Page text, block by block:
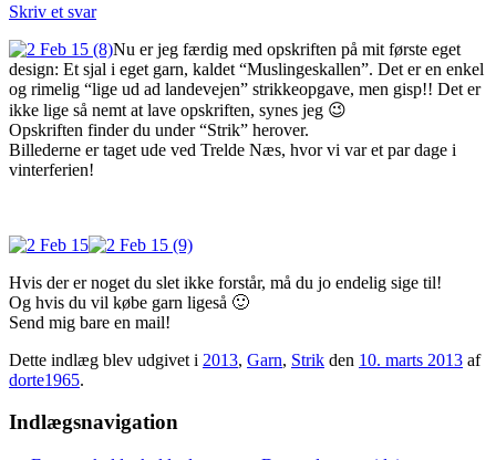
Skriv et svar
Nu er jeg færdig med opskriften på mit første eget
design: Et sjal i eget garn, kaldet “Muslingeskallen”. Det er en enkel
og rimelig “lige ud ad landevejen” strikkeopgave, men gisp!! Det er
ikke lige så nemt at lave opskriften, synes jeg 😉
Opskriften finder du under “Strik” herover.
Billederne er taget ude ved Trelde Næs, hvor vi var et par dage i
vinterferien!
Hvis der er noget du slet ikke forstår, må du jo endelig sige til!
Og hvis du vil købe garn ligeså 🙂
Send mig bare en mail!
Dette indlæg blev udgivet i 2013, Garn, Strik den 10. marts 2013 af
dorte1965.
Indlægsnavigation